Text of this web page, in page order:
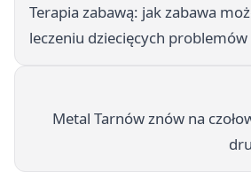
Terapia zabawą: jak zabawa
leczeniu dziecięcych
Metal Tarnów znów na